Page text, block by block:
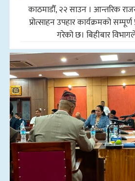
काठमाडौँ, २२ साउन । आन्तरिक
प्रोत्साहन उपहार कार्यक्रमको सम्पूर्ण
गरेको छ। बिहीबार